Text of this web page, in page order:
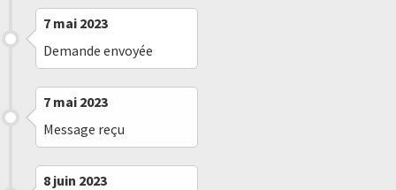
7 mai 2023
Demande envoyée
7 mai 2023
Message reçu
8 juin 2023